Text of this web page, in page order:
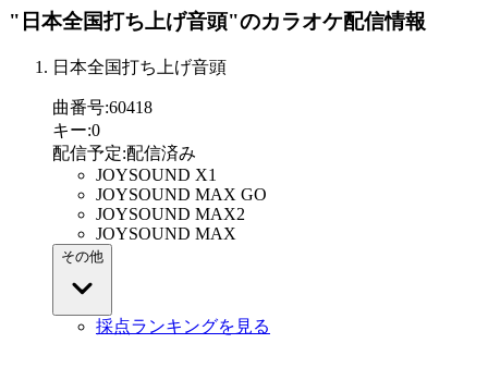
"日本全国打ち上げ音頭"のカラオケ配信情報
日本全国打ち上げ音頭
曲番号:60418
キー:0
配信予定:配信済み
JOYSOUND X1
JOYSOUND MAX GO
JOYSOUND MAX2
JOYSOUND MAX
その他
採点ランキングを見る